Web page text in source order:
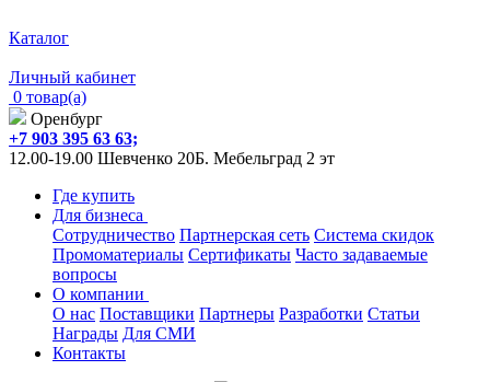
Каталог
Личный кабинет
0 товар(а)
Оренбург
+7 903 395 63 63;
12.00-19.00 Шевченко 20Б. Мебельград 2 эт
Где купить
Для бизнеса
Сотрудничество Партнерская сеть Система скидок
Промоматериалы Сертификаты Часто задаваемые
вопросы
О компании
О нас Поставщики Партнеры Разработки Статьи
Награды Для СМИ
Контакты